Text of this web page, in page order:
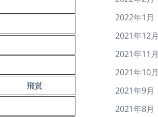
飛賞
2022年1月
2021年12月
2021年11月
2021年10月
2021年9月
2021年8月